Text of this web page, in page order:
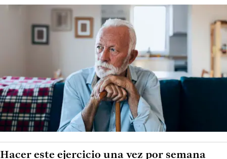
Hacer este ejercicio una vez por semana